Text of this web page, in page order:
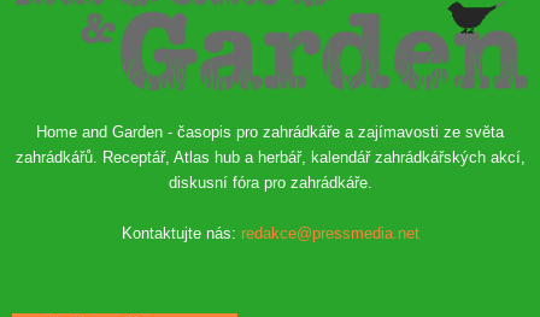
Home and Garden - časopis pro zahrádkáře a zajímavosti ze světa
zahrádkářů. Receptář, Atlas hub a herbář, kalendář zahrádkářských akcí,
diskusní fóra pro zahrádkáře.
Kontaktujte nás: redakce@pressmedia.net